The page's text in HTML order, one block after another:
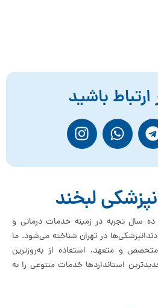
ارتباط باشید
لبخند
ده سال تجربه در زمینه خدمات درمانی و
دندانپزشکی‌ها در تهران شناخته می‌شود. ما
متخصص و متعهد، استفاده از به‌روزترین
استانداردها خدمات متنوعی را به